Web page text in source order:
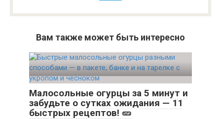
Вам также может быть интересно
Малосольные огурцы за 5 минут и
забудьте о сутках ожидания — 11
быстрых рецептов! 🥒